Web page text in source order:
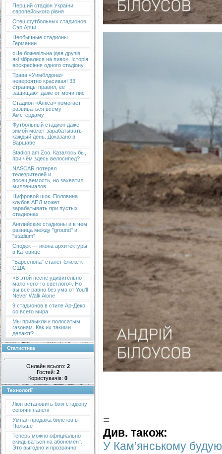
Перший стадіон України
європейського рівня
Отец футбольных стадионов
Сэр Арчи
Необычные стадионы
Германии
«Це божевільна ідея друзів,
які зібралися на пиво». Історія
воскресіння одного стадіону
Трава «Уимблдона»
невероятно красивая! 33
страницы правил, ее
защищают даже от мочи лис
Стадион «Аякса» помогает
развиваться всему
Амстердаму
Футбольный стадион даже
зимой может зарабатывать
каждый день. Доказано в
Варшаве
Stadion am Zoo. Казалось бы,
при чём здесь велосипед?
NASCAR потерял
телезрителей и
посещаемость, но захватил
миллениалов
Цифровой шок. Половина
клубов АПЛ может
зарабатывать при пустых
стадионах
Английские стадионы и в чем
разница между "ground" и
"stadium"
Сподек — икона архитектуры
в Катовице
"Барселона" станет ближе к
США
«В этой песне удивительно
мало чего-то светлого». Но
вы все равно без ума от You’ll
Never Walk Alone
9 стадионов в стиле Ар-Деко
со всего мира
Мы привыкли к полосатым
газонам. Как их такими
делают?
Статистика
Онлайн всього: 2
Гостей: 2
Користувачів: 0
Технології
Ліон встановить біля стадіону
сонячні панелі
Умная продажа билетов в
Польше
Теперь можно официально
скидываться на абонемент.
Это выгодно и прозрачно
=
Див. також:
У Кам’янському